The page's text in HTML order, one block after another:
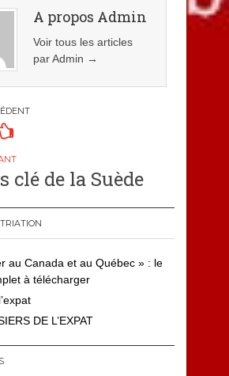
A propos Admin
Voir tous les articles
par Admin →
clé de la Suède
au Canada et au Québec » : le
à télécharger
DE L’EXPAT